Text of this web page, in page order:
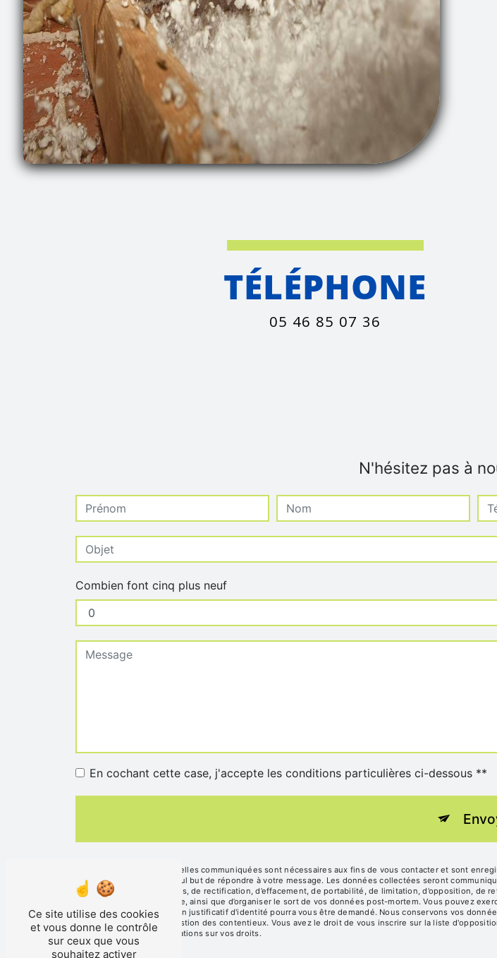
TÉLÉPHONE
05 46 85 07 36
N'hésitez pas à
Combien font cinq plus neuf
En cochant cette case, j'accepte les conditions particulières ci-dessous **
** Les données personnelles communiquées sont nécessaires aux fins de vous contacter et sont
sous-traitants dans le seul but de répondre à votre message. Les données collectées seront
disposez de droits d’accès, de rectification, d’effacement, de portabilité, de limitation, d’opposition,
d’une autorité de contrôle, ainsi que d’organiser le sort de vos données post-mortem. Vous pouvez
contact@sasboislard.fr. Un justificatif d'identité pourra vous être demandé. Nous conservons vos
fins probatoires et de gestion des contentieux. Vous avez le droit de vous inscrire sur la liste
cnil.fr pour plus d’informations sur vos droits.
Ce site utilise des cookies
et vous donne le contrôle
sur ceux que vous
souhaitez activer